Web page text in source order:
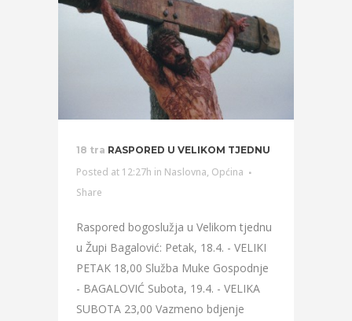
18 tra RASPORED U VELIKOM TJEDNU
Posted at 12:27h in Naslovna, Općina
Share
Raspored bogoslužja u Velikom tjednu
u Župi Bagalović: Petak, 18.4. - VELIKI
PETAK 18,00 Služba Muke Gospodnje
- BAGALOVIĆ Subota, 19.4. - VELIKA
SUBOTA 23,00 Vazmeno bdjenje